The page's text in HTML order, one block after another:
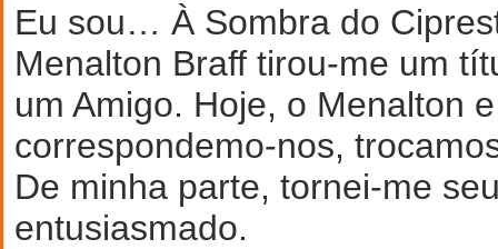
Eu sou… À Sombra do
Menalton Braff tirou-me um
um Amigo. Hoje, o Menalton
correspondemo-nos,
De minha parte, tornei-me
entusiasmado.